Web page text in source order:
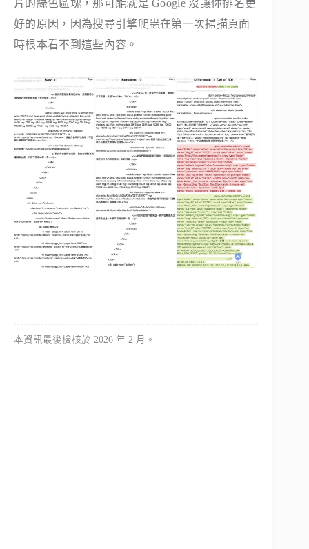
片的綠色區塊，那可能就是 Google 沒讓你排名更
好的原因，因為搜尋引擎爬蟲在第一次掃描頁面
時根本看不到這些內容。
本資訊最後檢核於 2026 年 2 月。